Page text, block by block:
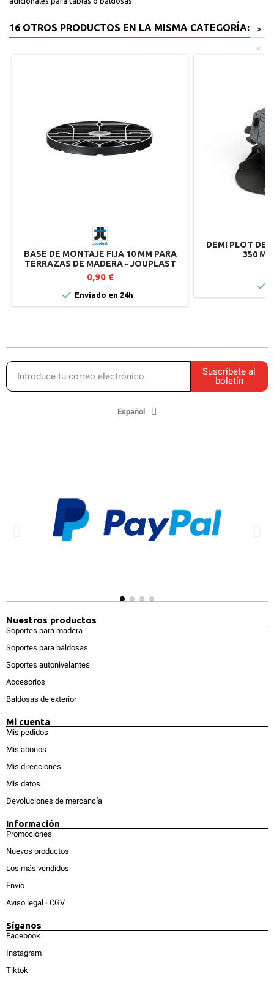
16 OTROS PRODUCTOS EN LA MISMA CATEGORÍA:
>
<
BASE DE MONTAJE FIJA 10 MM PARA
TERRAZAS DE MADERA - JOUPLAST
0,90 €
 Enviado en 24h
DEMI PLOT DE
350

Suscríbete al
boletín
Español
Nuestros productos
Soportes para madera
Soportes para baldosas
Soportes autonivelantes
Accesorios
Baldosas de exterior
Mi cuenta
Mis pedidos
Mis abonos
Mis direcciones
Mis datos
Devoluciones de mercancía
Información
Promociones
Nuevos productos
Los más vendidos
Envío
Aviso legal - CGV
Síganos
Facebook
Instagram
Tiktok